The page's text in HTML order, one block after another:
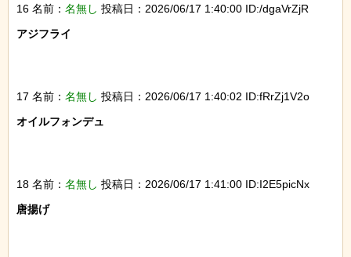
16 名前： 名無し 投稿日：2026/06/17 1:40:00 ID:/dgaVrZjR
アジフライ
17 名前： 名無し 投稿日：2026/06/17 1:40:02 ID:fRrZj1V2o
オイルフォンデュ
18 名前： 名無し 投稿日：2026/06/17 1:41:00 ID:I2E5picNx
唐揚げ